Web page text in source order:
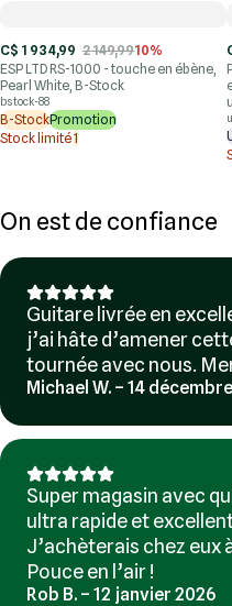
C$ 1 934,99 2 149,9910%
ESP LTD RS-1000 - touche en ébène,
Pearl White, B-Stock
bstock-88
B-StockPromotion
Stock limité1
On est de confiance
Guitare livrée en
j’ai hâte d’amener
tournée avec nous.
Michael W. – 14
Super magasin avec
ultra rapide et
J’achèterais chez eux
Pouce en l’air !
Rob B. – 12 janvier 2026